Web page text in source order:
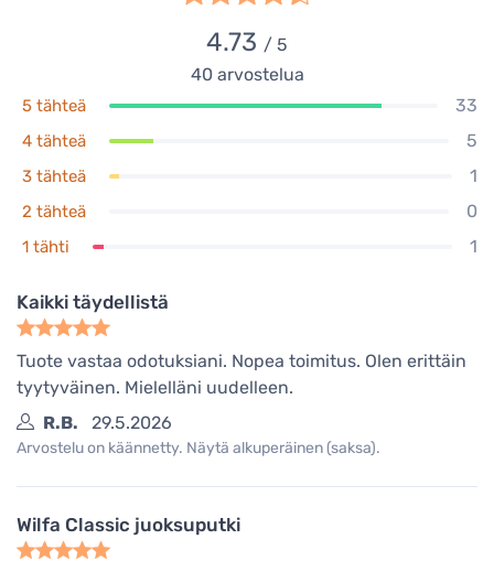
4.73 / 5
40arvostelua
5 tähteä 33
4 tähteä 5
3 tähteä 1
2 tähteä 0
1 tähti 1
Kaikki täydellistä
Tuote vastaa odotuksiani. Nopea toimitus. Olen erittäin
tyytyväinen. Mielelläni uudelleen.
R.B.
29.5.2026
Arvostelu on käännetty. Näytä alkuperäinen (saksa).
Wilfa Classic juoksuputki